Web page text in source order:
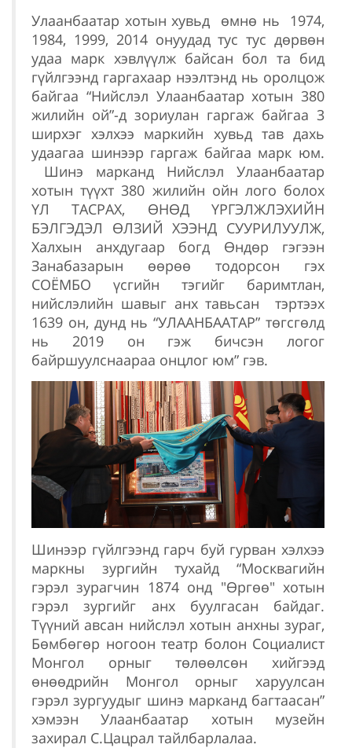
Улаанбаатар хотын хувьд өмнө нь 1974,
1984, 1999, 2014 онуудад тус тус дөрвөн
удаа марк хэвлүүлж байсан бол та бид
гүйлгээнд гаргахаар нээлтэнд нь оролцож
байгаа “Нийслэл Улаанбаатар хотын 380
жилийн ой”-д зориулан гаргаж байгаа 3
ширхэг хэлхээ маркийн хувьд тав дахь
удаагаа шинээр гаргаж байгаа марк юм.
Шинэ марканд Нийслэл Улаанбаатар
хотын түүхт 380 жилийн ойн лого болох
ҮЛ ТАСРАХ, ӨНӨД ҮРГЭЛЖЛЭХИЙН
БЭЛГЭДЭЛ ӨЛЗИЙ ХЭЭНД СУУРИЛУУЛЖ,
Халхын анхдугаар богд Өндөр гэгээн
Занабазарын өөрөө тодорсон гэх
СОЁМБО үсгийн тэгийг баримтлан,
нийслэлийн шавыг анх тавьсан тэртээх
1639 он, дунд нь “УЛААНБААТАР” төгсгөлд
нь 2019 он гэж бичсэн логог
байршуулснаараа онцлог юм” гэв.
Шинээр гүйлгээнд гарч буй гурван хэлхээ
маркны зургийн тухайд “Москвагийн
гэрэл зурагчин 1874 онд "Өргөө" хотын
гэрэл зургийг анх буулгасан байдаг.
Түүний авсан нийслэл хотын анхны зураг,
Бөмбөгөр ногоон театр болон Социалист
Монгол орныг төлөөлсөн хийгээд
өнөөдрийн Монгол орныг харуулсан
гэрэл зургуудыг шинэ марканд багтаасан”
хэмээн Улаанбаатар хотын музейн
захирал С.Цацрал тайлбарлалаа.